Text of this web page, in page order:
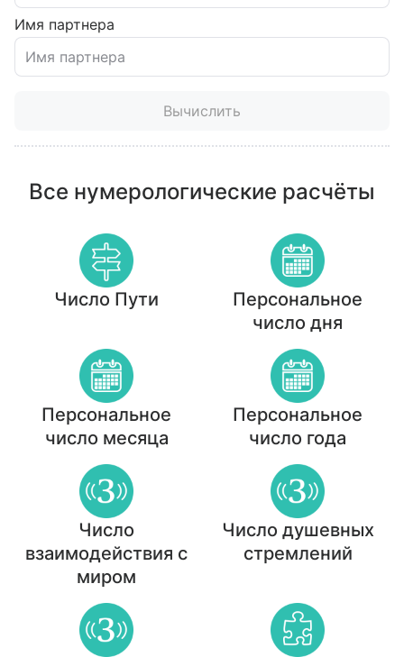
Имя партнера
Вычислить
Все нумерологические расчёты
Число Пути
Персональное
число дня
Персональное
число месяца
Персональное
число года
Число
взаимодействия с
миром
Число душевных
стремлений